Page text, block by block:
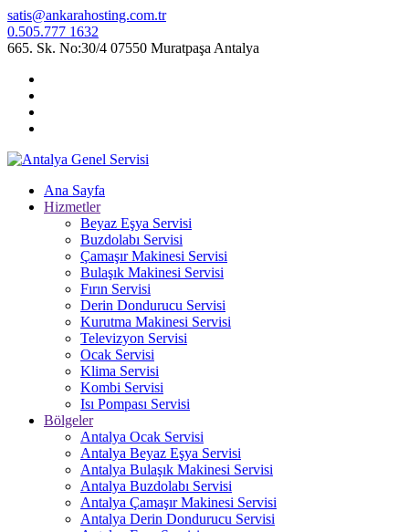
satis@ankarahosting.com.tr
0.505.777 1632
665. Sk. No:30/4 07550 Muratpaşa Antalya
Ana Sayfa
Hizmetler
Beyaz Eşya Servisi
Buzdolabı Servisi
Çamaşır Makinesi Servisi
Bulaşık Makinesi Servisi
Fırın Servisi
Derin Dondurucu Servisi
Kurutma Makinesi Servisi
Televizyon Servisi
Ocak Servisi
Klima Servisi
Kombi Servisi
Isı Pompası Servisi
Bölgeler
Antalya Ocak Servisi
Antalya Beyaz Eşya Servisi
Antalya Bulaşık Makinesi Servisi
Antalya Buzdolabı Servisi
Antalya Çamaşır Makinesi Servisi
Antalya Derin Dondurucu Servisi